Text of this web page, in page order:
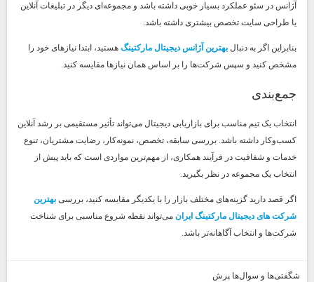
آژانس در سئو عملکرد بسیار خوبی داشته باشد و مجموعه‌ای دیگر در تبلیغات آنلاین
یا طراحی سایت تخصص بیشتری داشته باشد.
بنابراین اگر به دنبال بهترین آژانس دیجیتال مارکتینگ هستید، ابتدا نیازهای خود را
مشخص کنید و سپس شرکت‌ها را بر اساس همان نیازها مقایسه کنید.
جمع‌بندی
انتخاب یک تیم مناسب برای بازاریابی دیجیتال می‌تواند تأثیر مستقیمی بر رشد آنلاین
کسب‌وکار داشته باشد. بررسی سابقه، تخصص، نمونه‌کار، رضایت مشتریان، تنوع
خدمات و شفافیت در فرآیند همکاری، از مهم‌ترین مواردی است که باید پیش از
انتخاب یک مجموعه در نظر بگیرید.
اگر قصد دارید گزینه‌های مختلف بازار را با یکدیگر مقایسه کنید، بررسی بهترین
شرکت های دیجیتال مارکتینگ ایران می‌تواند نقطه شروع مناسبی برای شناخت
شرکت‌ها و انتخاب آگاهانه‌تر باشد.
شگفتی‌ها و سوال‌ها پرش